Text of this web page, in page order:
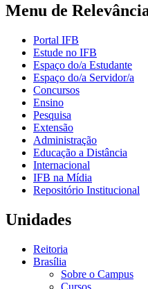
Menu de
Portal IFB
Estude no IFB
Espaço do/a Estudante
Espaço do/a Servidor/a
Concursos
Ensino
Pesquisa
Extensão
Administração
Educação a Distância
Internacional
IFB na Mídia
Repositório Institucional
Unidades
Reitoria
Brasília
Sobre o Campus
Cursos